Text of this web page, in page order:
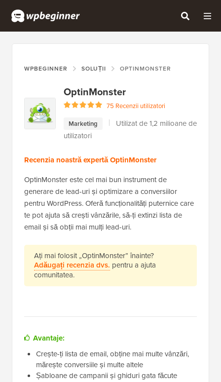
WPBEGINNER SOLUȚII OPTINMONSTER
OptinMonster
75 Recenzii utilizatori
Marketing
Utilizat de 1,2 milioane de
utilizatori
Recenzia noastră expertă OptinMonster
OptinMonster este cel mai bun instrument de
generare de lead-uri și optimizare a conversiilor
pentru WordPress. Oferă funcționalități puternice care
te pot ajuta să crești vânzările, să-ți extinzi lista de
email și să obții mai mulți lead-uri.
Ați mai folosit „OptinMonster” înainte?
Adăugați recenzia dvs. pentru a ajuta
comunitatea.
Avantaje:
Crește-ți lista de email, obține mai multe vânzări,
mărește conversiile și multe altele
Șabloane de campanii și ghiduri gata făcute